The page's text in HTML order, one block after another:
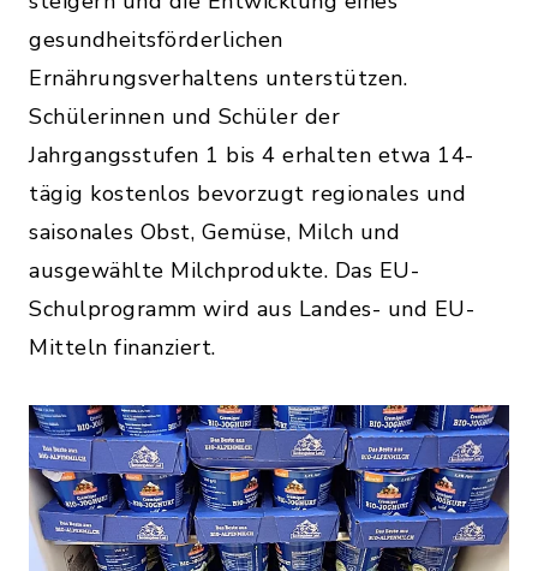
gesundheitsförderlichen
Ernährungsverhaltens unterstützen.
Schülerinnen und Schüler der
Jahrgangsstufen 1 bis 4 erhalten etwa 14-
tägig kostenlos bevorzugt regionales und
saisonales Obst, Gemüse, Milch und
ausgewählte Milchprodukte. Das EU-
Schulprogramm wird aus Landes- und EU-
Mitteln finanziert.